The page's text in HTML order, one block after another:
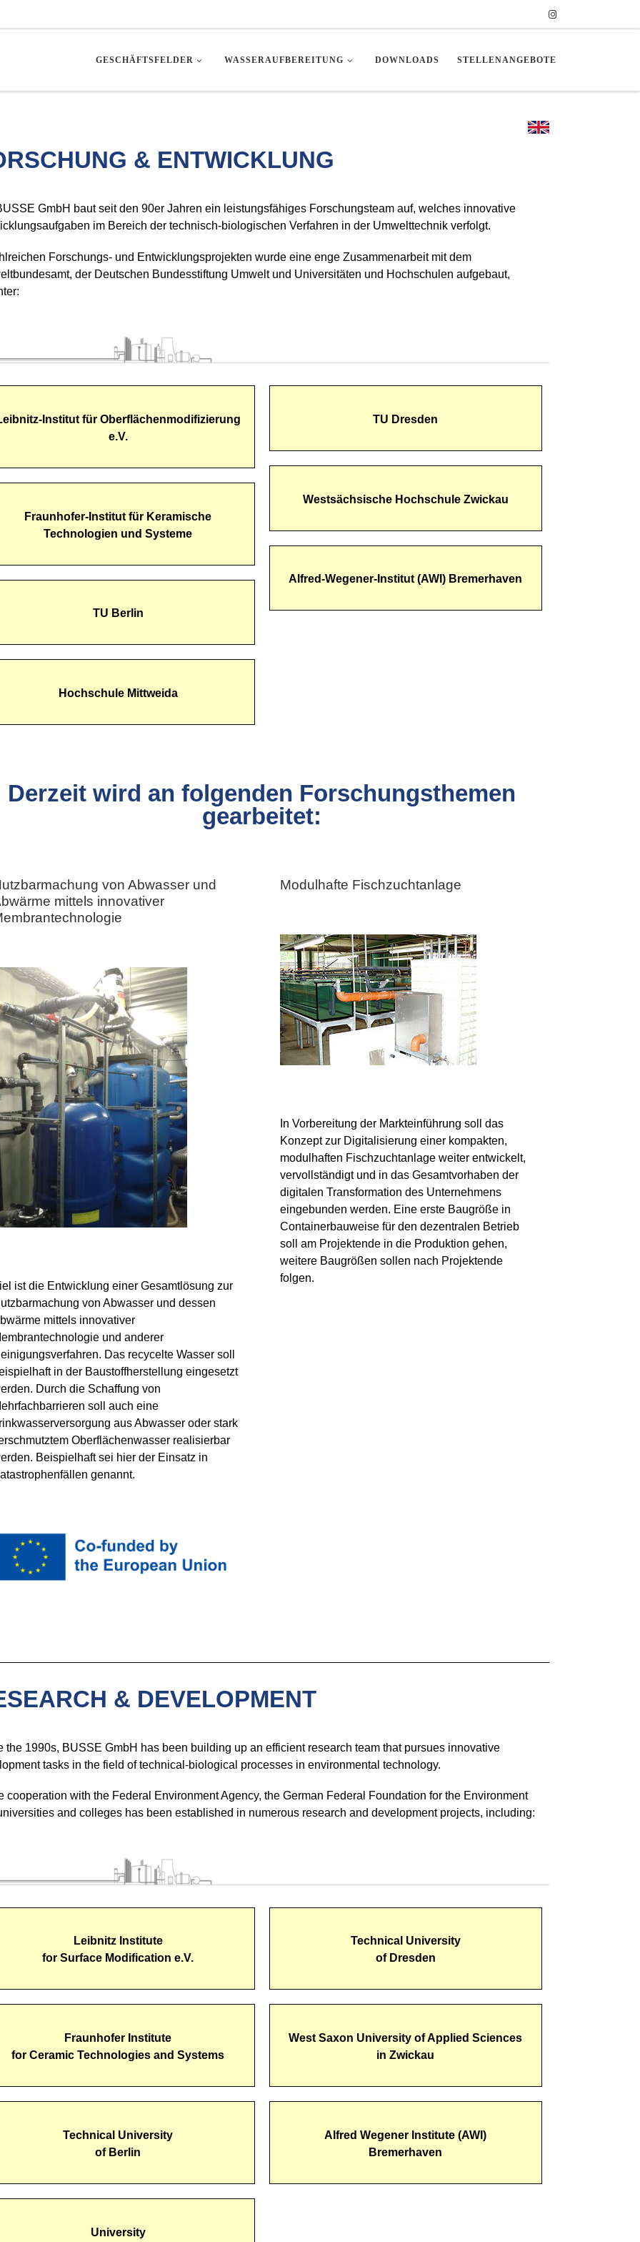
GESCHÄFTSFELDER WASSERAUFBEREITUNG DOWNLOADS STELLENANGEBOTE
& ENTWICKLUNG
GmbH baut seit den 90er Jahren ein leistungsfähiges Forschungsteam auf, welches innovative
im Bereich der technisch-biologischen Verfahren in der Umwelttechnik verfolgt.
Forschungs- und Entwicklungsprojekten wurde eine enge Zusammenarbeit mit dem
der Deutschen Bundesstiftung Umwelt und Universitäten und Hochschulen aufgebaut,
Institut für Oberflächenmodifizierung
e.V.
Fraunhofer-Institut für Keramische
Technologien und Systeme
TU Berlin
Hochschule Mittweida
TU Dresden
Westsächsische Hochschule Zwickau
Alfred-Wegener-Institut (AWI) Bremerhaven
Derzeit wird an folgenden Forschungsthemen
gearbeitet:
von Abwasser und
mittels innovativer
ist die Entwicklung einer Gesamtlösung zur
von Abwasser und dessen
mittels innovativer
und anderer
Das recycelte Wasser soll
in der Baustoffherstellung eingesetzt
Durch die Schaffung von
soll auch eine
aus Abwasser oder stark
Oberflächenwasser realisierbar
Beispielhaft sei hier der Einsatz in
genannt.
Modulhafte Fischzuchtanlage
In Vorbereitung der Markteinführung soll das
Konzept zur Digitalisierung einer kompakten,
modulhaften Fischzuchtanlage weiter entwickelt,
vervollständigt und in das Gesamtvorhaben der
digitalen Transformation des Unternehmens
eingebunden werden. Eine erste Baugröße in
Containerbauweise für den dezentralen Betrieb
soll am Projektende in die Produktion gehen,
weitere Baugrößen sollen nach Projektende
folgen.
& DEVELOPMENT
the 1990s, BUSSE GmbH has been building up an efficient research team that pursues innovative
tasks in the field of technical-biological processes in environmental technology.
cooperation with the Federal Environment Agency, the German Federal Foundation for the Environment
and colleges has been established in numerous research and development projects, including:
Leibnitz Institute
for Surface Modification e.V.
Fraunhofer Institute
for Ceramic Technologies and Systems
Technical University
of Berlin
University
Technical University
of Dresden
West Saxon University of Applied Sciences
in Zwickau
Alfred Wegener Institute (AWI)
Bremerhaven